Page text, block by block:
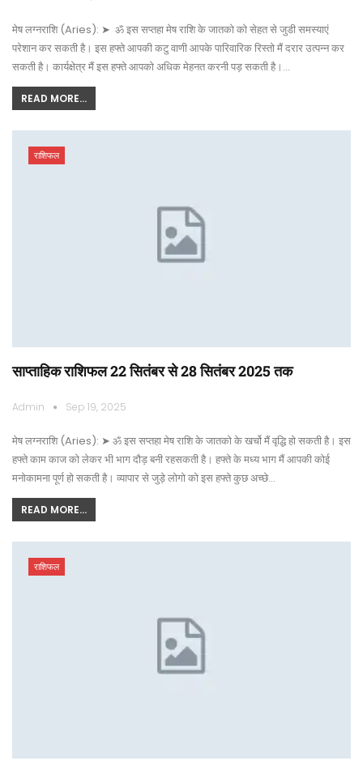
मेष लग्नराशि (Aries): ➤ ॐ इस सप्तहा मेष राशि के जातको को सेहत से जुडी समस्याएं
परेशान कर सकती है। इस हफ्ते आपकी कटु वाणी आपके पारिवारिक रिस्तो मैं दरार उत्पन्न कर
सकती है। कार्यक्षेत्र मैं इस हफ्ते आपको अधिक मेहनत करनी पड़ सकती है।…
READ MORE...
राशिफल
साप्ताहिक राशिफल 22 सितंबर से 28 सितंबर 2025 तक
Admin Sep 19, 2025
मेष लग्नराशि (Aries): ➤ ॐ इस सप्तहा मेष राशि के जातको के खर्चो मैं वृद्धि हो सकती है। इस
हफ्ते काम काज को लेकर भी भाग दौड़ बनी रहसकती है। हफ्ते के मध्य भाग मैं आपकी कोई
मनोकामना पूर्ण हो सकती है। व्यापार से जुड़े लोगो को इस हफ्ते कुछ अच्छे…
READ MORE...
राशिफल